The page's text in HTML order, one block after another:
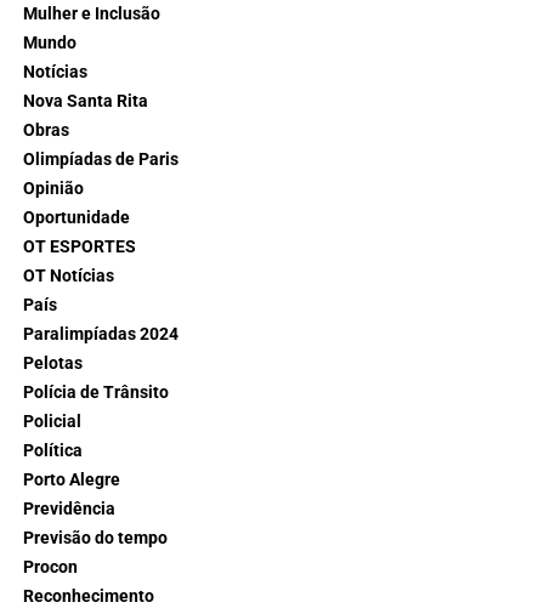
Mulher e Inclusão
Mundo
Notícias
Nova Santa Rita
Obras
Olimpíadas de Paris
Opinião
Oportunidade
OT ESPORTES
OT Notícias
País
Paralimpíadas 2024
Pelotas
Polícia de Trânsito
Policial
Política
Porto Alegre
Previdência
Previsão do tempo
Procon
Reconhecimento